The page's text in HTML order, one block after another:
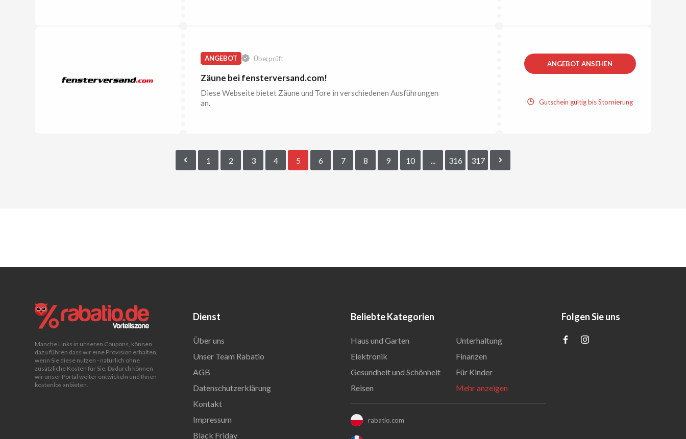
ANGEBOT Überprüft
Zäune bei fensterversand.com!
Diese Webseite bietet Zäune und Tore in verschiedenen Ausführungen
an.
ANGEBOT ANSEHEN
Gutschein gültig bis Stornierung
1 2 3 4 5 6 7 8 9 10 316 317
Manche Links in unseren Coupons, können
dazu führen dass wir eine Provision erhalten,
wenn Sie diese nutzen - natürlich ohne
zusätzliche Kosten für Sie. Dadurch können
wir unser Portal weiter entwickeln und Ihnen
kostenlos anbieten.
Dienst
Über uns
Unser Team Rabatio
AGB
Datenschutzerklärung
Kontakt
Impressum
Black Friday
Beliebte Kategorien
Haus und Garten
Elektronik
Gesundheit und Schönheit
Reisen
Unterhaltung
Finanzen
Für Kinder
Mehr anzeigen
rabatio.com
Folgen Sie uns